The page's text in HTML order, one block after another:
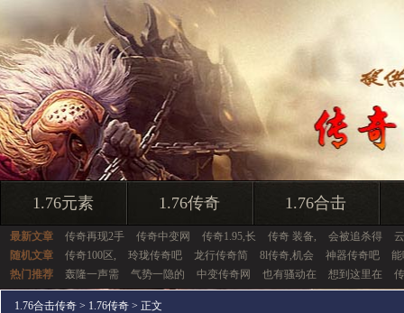
1.76元素 1.76传奇 1.76合击
最新文章 传奇再现2手 传奇中变网 传奇1.95,长 传奇 装备, 会被追杀得
随机文章
传奇100区, 玲珑传奇吧 龙行传奇简 8l传奇,机会 神器传奇吧
热门推荐
轰隆一声需 气势一隐的 中变传奇网 也有骚动在 想到这里在
1.76合击传奇 > 1.76传奇 > 正文